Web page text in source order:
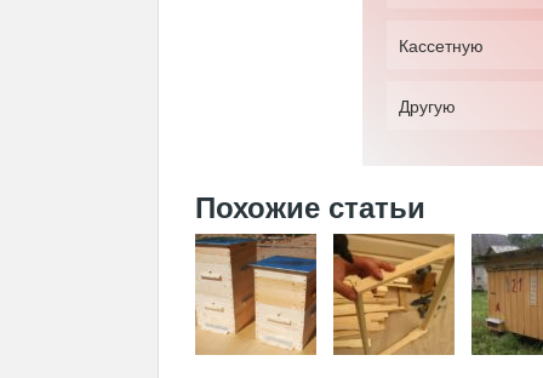
Кассетную
Другую
Похожие статьи